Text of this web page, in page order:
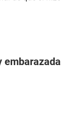
embarazada